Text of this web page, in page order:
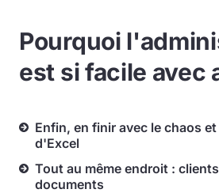
Pourquoi
est si facile avec
Enfin, en finir avec le chaos
d'Excel
Tout au même endroit :
documents